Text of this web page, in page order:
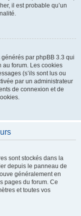
il est probable qu’un
par phpBB 3.3 qui
au forum. Les cookies
(s’ils sont lus ou
par un administrateur
de connexion et de
sont stockés dans la
depuis le panneau de
généralement en
pages du forum. Ce
et toutes vos